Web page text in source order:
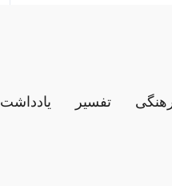
تفسیر یادداشت